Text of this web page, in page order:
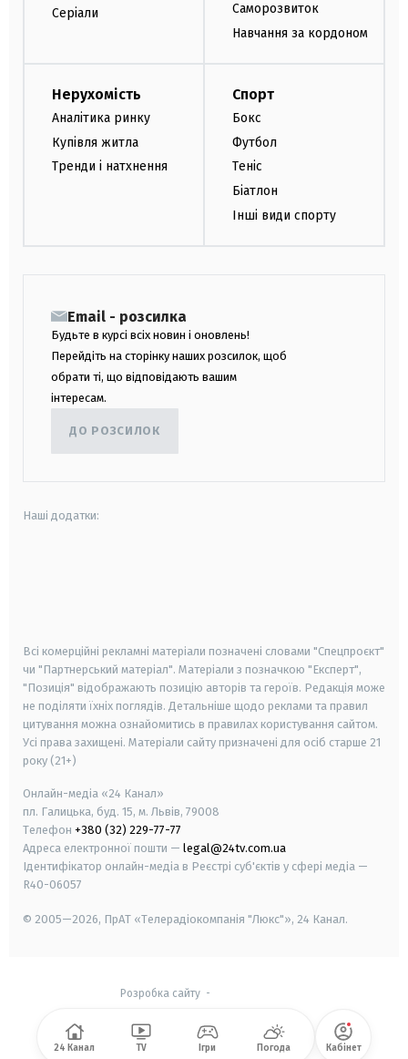
Серіали
Саморозвиток
Навчання за кордоном
Нерухомість
Аналітика ринку
Купівля житла
Тренди і натхнення
Спорт
Бокс
Футбол
Теніс
Біатлон
Інші види спорту
Email - розсилка
Будьте в курсі всіх новин і оновлень!
Перейдіть на сторінку наших розсилок, щоб
обрати ті, що відповідають вашим
інтересам.
ДО РОЗСИЛОК
Наші додатки:
Всі комерційні рекламні матеріали позначені словами "Спецпроєкт"
чи "Партнерський матеріал". Матеріали з позначкою "Експерт",
"Позиція" відображають позицію авторів та героїв. Редакція може
не поділяти їхніх поглядів. Детальніше щодо реклами та правил
цитування можна ознайомитись в правилах користування сайтом.
Усі права захищені. Матеріали сайту призначені для осіб старше 21
року (21+)
Онлайн-медіа «24 Канал»
пл. Галицька, буд. 15, м. Львів, 79008
Телефон +380 (32) 229-77-77
Адреса електронної пошти — legal@24tv.com.ua
Ідентифікатор онлайн-медіа в Реєстрі суб'єктів у сфері медіа —
R40-06057
© 2005—2026, ПрАТ «Телерадіокомпанія "Люкс"», 24 Канал.
Розробка сайту-
24 Канал TV Ігри Погода Кабінет